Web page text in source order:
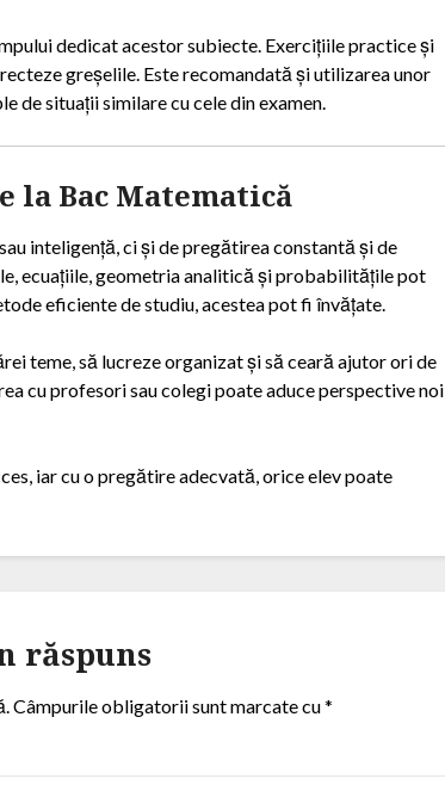
dedicat acestor subiecte. Exercițiile practice și
greșelile. Este recomandată și utilizarea unor
de situații similare cu cele din examen.
la Bac Matematică
inteligență, ci și de pregătirea constantă și de
ecuațiile, geometria analitică și probabilitățile pot
eficiente de studiu, acestea pot fi învățate.
teme, să lucreze organizat și să ceară ajutor ori de
cu profesori sau colegi poate aduce perspective noi
iar cu o pregătire adecvată, orice elev poate
răspuns
Câmpurile obligatorii sunt marcate cu*